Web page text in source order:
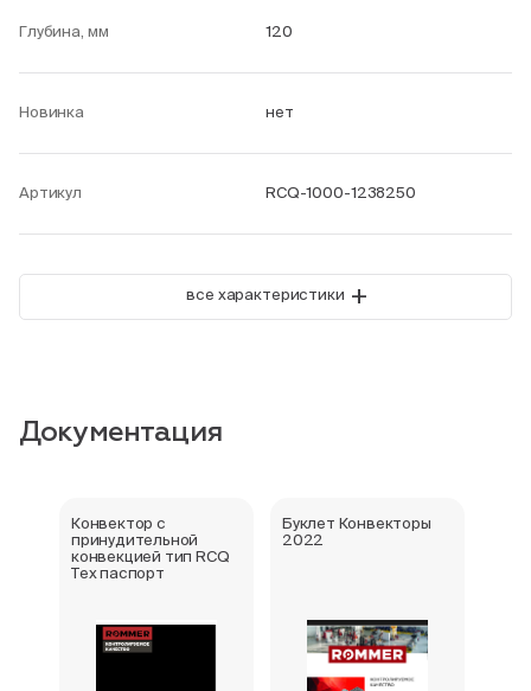
Глубина, мм 120
Новинка нет
Артикул RCQ-1000-1238250
все характеристики +
Документация
Конвектор с
принудительной
конвекцией тип RCQ
Тех паспорт
Буклет Конвекторы
2022